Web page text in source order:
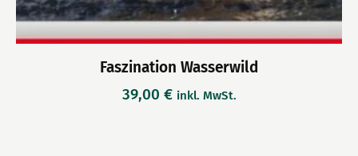
Faszination Wasserwild
39,00 € inkl. MwSt.